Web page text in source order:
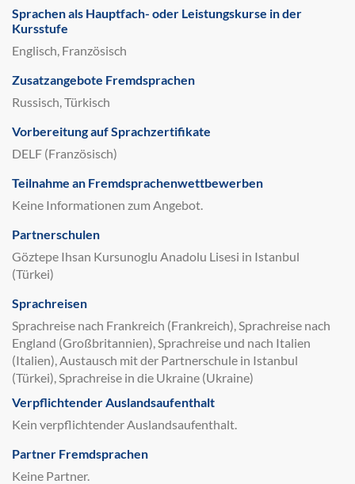
Sprachen als Hauptfach- oder Leistungskurse in der
Kursstufe
Englisch, Französisch
Zusatzangebote Fremdsprachen
Russisch, Türkisch
Vorbereitung auf Sprachzertifikate
DELF (Französisch)
Teilnahme an Fremdsprachenwettbewerben
Keine Informationen zum Angebot.
Partnerschulen
Göztepe Ihsan Kursunoglu Anadolu Lisesi in Istanbul
(Türkei)
Sprachreisen
Sprachreise nach Frankreich (Frankreich), Sprachreise nach
England (Großbritannien), Sprachreise und nach Italien
(Italien), Austausch mit der Partnerschule in Istanbul
(Türkei), Sprachreise in die Ukraine (Ukraine)
Verpflichtender Auslandsaufenthalt
Kein verpflichtender Auslandsaufenthalt.
Partner Fremdsprachen
Keine Partner.